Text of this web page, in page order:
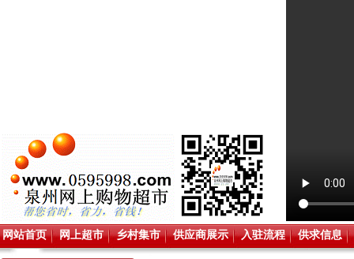
网站首页 网上超市 乡村集市 供应商展示 入驻流程 供求信息